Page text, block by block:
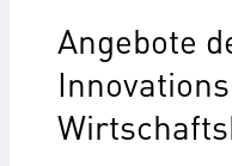
Angebote